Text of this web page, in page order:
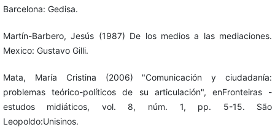
Barcelona: Gedisa.
Martín-Barbero, Jesús (1987) De los medios a las mediaciones.
Mexico: Gustavo Gilli.
Mata, María Cristina (2006) "Comunicación y ciudadanía:
problemas teórico-políticos de su articulación", enFronteiras -
estudos midiáticos, vol. 8, núm. 1, pp. 5-15. São
Leopoldo:Unisinos.